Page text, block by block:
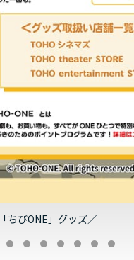
ちびONE」グッズ／